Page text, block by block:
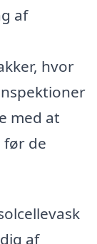
af
hvor
med at
før de
af